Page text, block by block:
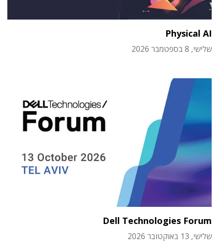
Physical AI
שלישי, 8 בספטמבר 2026
Dell Technologies Forum
שלישי, 13 באוקטובר 2026